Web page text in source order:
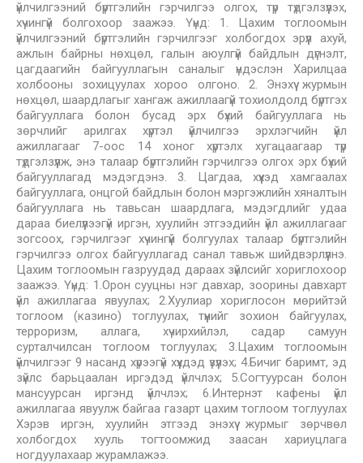
үйлчилгээний бүртгэлийн гэрчилгээ олгох, түр түдгэлзүүлэх,
хүчингүй болгохоор заажээ. Үүнд: 1. Цахим тоглоомын
үйлчилгээний бүртгэлийн гэрчилгээг холбогдох эрүүл ахуй,
ажлын байрны нөхцөл, галын аюулгүй байдлын дүгнэлт,
цагдаагийн байгууллагын саналыг үндэслэн Харилцаа
холбооны зохицуулах хороо олгоно. 2. Энэхүү журмын
нөхцөл, шаардлагыг хангаж ажиллаагүй тохиолдолд бүртгэх
байгууллага болон бусад эрх бүхий байгууллага нь
зөрчлийг арилгах хүртэл үйлчилгээ эрхлэгчийн үйл
ажиллагааг 7-оос 14 хоног хүртэлх хугацаагаар түр
түдгэлзүүлж, энэ талаар бүртгэлийн гэрчилгээ олгох эрх бүхий
байгууллагад мэдэгдэнэ. 3. Цагдаа, хүүхэд хамгаалах
байгууллага, онцгой байдлын болон мэргэжлийн хяналтын
байгууллага нь тавьсан шаардлага, мэдэгдлийг удаа
дараа биелүүлээгүй иргэн, хуулийн этгээдийн үйл ажиллагааг
зогсоох, гэрчилгээг хүчингүй болгуулах талаар бүртгэлийн
гэрчилгээ олгох байгууллагад санал тавьж шийдвэрлүүлнэ.
Цахим тоглоомын газруудад дараах зүйлсийг хориглохоор
заажээ. Үүнд: 1.Орон сууцны нэг давхар, зоорины давхарт
үйл ажиллагаа явуулах; 2.Хуулиар хориглосон мөрийтэй
тоглоом (казино) тоглуулах, түүнийг зохион байгуулах,
терроризм, аллага, хүчирхийлэл, садар самуун
сурталчилсан тоглоом тоглуулах; 3.Цахим тоглоомын
үйлчилгээг 9 насанд хүрээгүй хүүхдэд үзүүлэх; 4.Бичиг баримт, эд
зүйлс барьцаалан иргэдэд үйлчлэх; 5.Согтуурсан болон
мансуурсан иргэнд үйлчлэх; 6.Интернэт кафены үйл
ажиллагаа явуулж байгаа газарт цахим тоглоом тоглуулах
Хэрэв иргэн, хуулийн этгээд энэхүү журмыг зөрчвөл
холбогдох хууль тогтоомжид заасан хариуцлага
ногдуулахаар журамлажээ.